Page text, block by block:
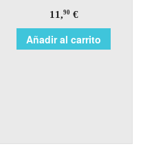
11,90€
Añadir al carrito